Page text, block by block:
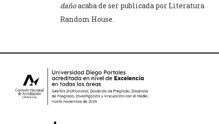
dañoacaba de ser publicada por Literatura
Random House.